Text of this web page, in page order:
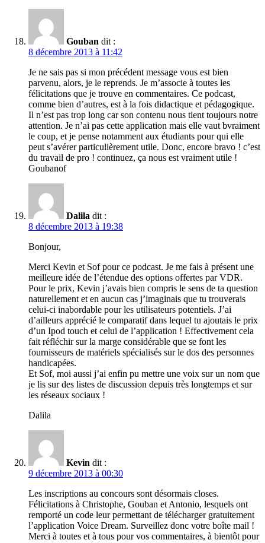
Gouban dit :
8 décembre 2013 à 11:42
Je ne sais pas si mon précédent message vous est bien
parvenu, alors, je le reprends. Je m’associe à toutes les
félicitations que je trouve en commentaires. Ce podcast,
comme bien d’autres, est à la fois didactique et pédagogique.
Il n’est pas trop long car son contenu nous tient toujours notre
attention. Je n’ai pas cette application mais elle vaut bvraiment
le coup, et je pense notamment aux étudiants pour qui elle
peut s’avérer particulièrement utile. Donc, encore bravo ! c’est
du travail de pro ! continuez, ça nous est vraiment utile !
Goubanof
Dalila dit :
8 décembre 2013 à 19:38
Bonjour,
Merci Kevin et Sof pour ce podcast. Je me fais à présent une
meilleure idée de l’étendue des options offertes par VDR.
Pour le prix, Kevin j’avais bien compris le sens de ta question
naturellement et en aucun cas j’imaginais que tu trouverais
celui-ci inabordable pour les utilisateurs potentiels. J’ai
d’ailleurs apprécié le comparatif dans lequel tu ajoutais le prix
d’un Ipod touch et celui de l’application ! Effectivement cela
fait réfléchir sur la marge considérable que se font les
fournisseurs de matériels spécialisés sur le dos des personnes
handicapées.
Et Sof, moi aussi j’ai enfin pu mettre une voix sur un nom que
je lis sur des listes de discussion depuis très longtemps et sur
les réseaux sociaux !
Dalila
Kevin dit :
9 décembre 2013 à 00:30
Les inscriptions au concours sont désormais closes.
Félicitations à Christophe, Gouban et Antonio, lesquels ont
remporté un code leur permettant de télécharger gratuitement
l’application Voice Dream. Surveillez donc votre boîte mail !
Merci à toutes et à tous pour vos commentaires, à bientôt pour